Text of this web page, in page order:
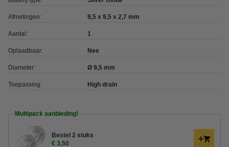
Afmetingen: 9,5 x 9,5 x 2,7 mm
Aantal: 1
Oplaadbaar: Nee
Diameter: Ø 9,5 mm
Toepassing: High drain
Multipack aanbieding!
Bestel 2 stuks
€ 3,50